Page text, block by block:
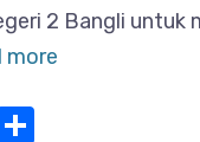
2 Bangli
more